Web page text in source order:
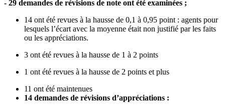
- 29 demandes de révisions de note ont été examinées ;
14 ont été revues à la hausse de 0,1 à 0,95 point : agents pour
lesquels l’écart avec la moyenne était non justifié par les faits
ou les appréciations.
3 ont été revues à la hausse de 1 à 2 points
1 ont été revues à la hausse de 2 points et plus
11 ont été maintenues
14 demandes de révisions d’appréciations :